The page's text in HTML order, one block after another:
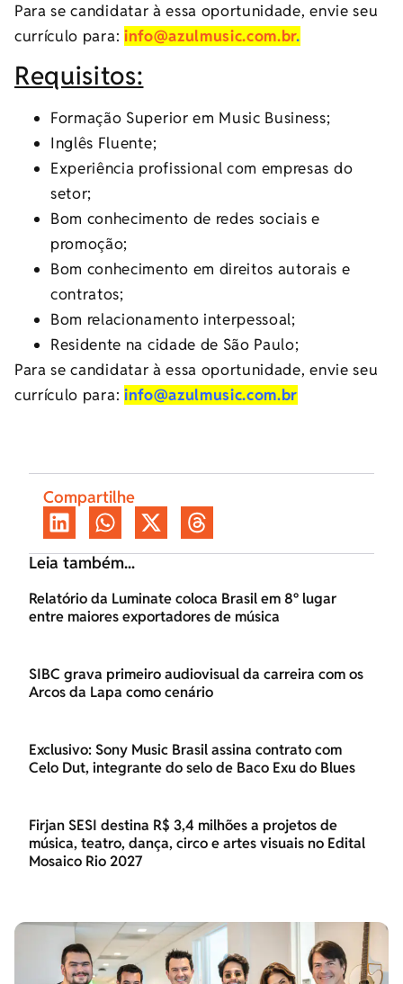
Para se candidatar à essa oportunidade, envie seu
currículo para: info@azulmusic.com.br.
Requisitos:
Formação Superior em Music Business;
Inglês Fluente;
Experiência profissional com empresas do
setor;
Bom conhecimento de redes sociais e
promoção;
Bom conhecimento em direitos autorais e
contratos;
Bom relacionamento interpessoal;
Residente na cidade de São Paulo;
Para se candidatar à essa oportunidade, envie seu
currículo para: info@azulmusic.com.br
Compartilhe
Leia também...
Relatório da Luminate coloca Brasil em 8º lugar
entre maiores exportadores de música
SIBC grava primeiro audiovisual da carreira com os
Arcos da Lapa como cenário
Exclusivo: Sony Music Brasil assina contrato com
Celo Dut, integrante do selo de Baco Exu do Blues
Firjan SESI destina R$ 3,4 milhões a projetos de
música, teatro, dança, circo e artes visuais no Edital
Mosaico Rio 2027